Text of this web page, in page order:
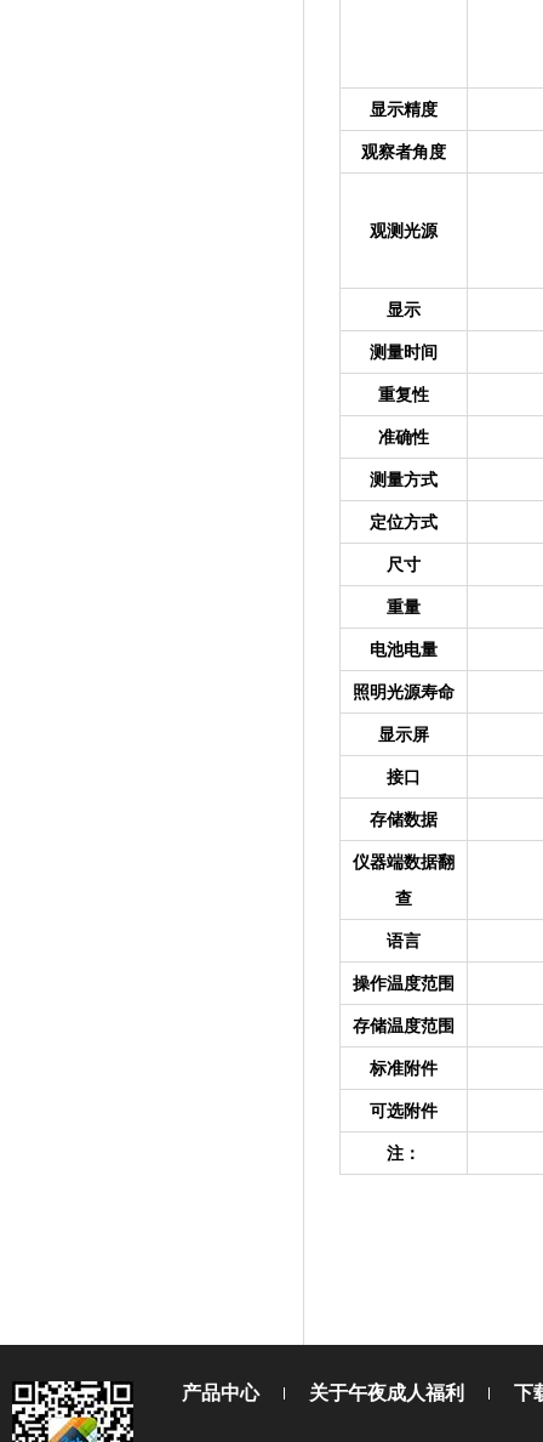
显示精度
观察者角度
观测光源
显示
测量时间
重复性
准确性
测量方式
定位方式
尺寸
重量
电池电量
照明光源寿命
显示屏
接口
存储数据
仪器端数据翻
查
语言
操作温度范围
存储温度范围
标准附件
可选附件
注：
产品中心 关于午夜成人福利 下